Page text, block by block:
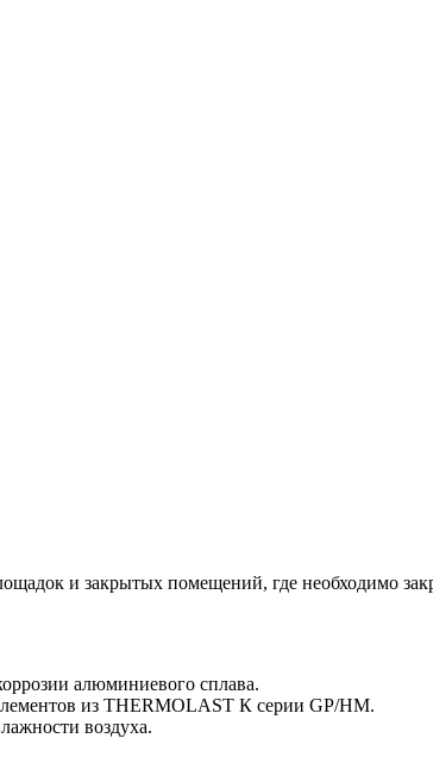
и закрытых помещений, где необходимо
алюминиевого сплава.
из THERMOLAST К серии GP/HM.
воздуха.